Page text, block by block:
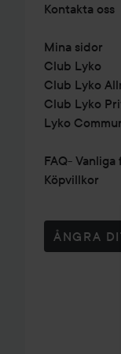
Kontakta oss
Mina sidor
Club Lyko
Club Lyko
Club Lyko
Lyko
FAQ- Vanliga
Köpvillkor
ÅNGRA